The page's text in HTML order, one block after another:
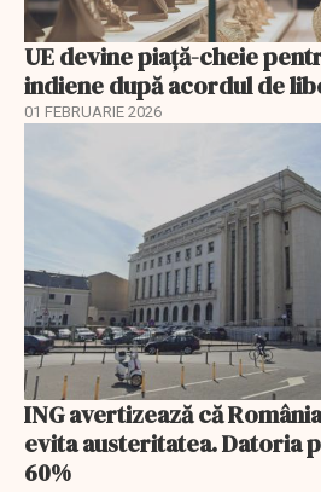
UE devine piață-cheie
indiene după acordul de
01 FEBRUARIE 2026
ING avertizează că
evita austeritatea. Datoria
60%